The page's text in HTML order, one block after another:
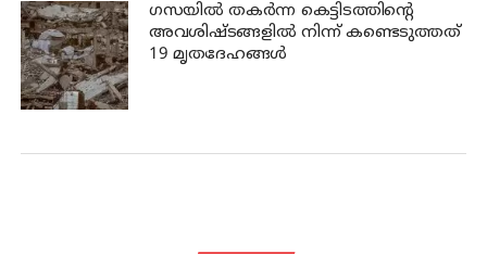
ഗസയില്‍ തകര്‍ന്ന കെട്ടിടത്തിന്റെ
അവശിഷ്ടങ്ങളില്‍ നിന്ന് കണ്ടെടുത്തത്
19 മൃതദേഹങ്ങള്‍